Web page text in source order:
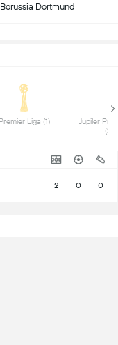
Borussia Dortmund
Premier Liga (1)
Jupiler Pro
2 0 0